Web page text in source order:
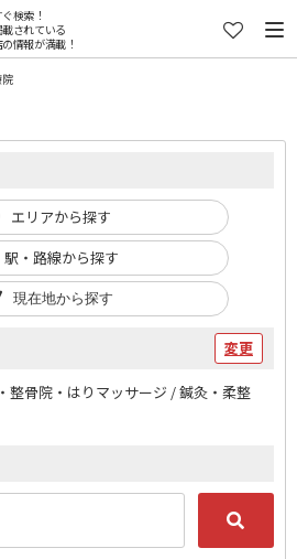
検索！
されている
情報が満載！
エリアから探す
駅・路線から探す
現在地から探す
変更
整骨院・はりマッサージ / 鍼灸・柔整